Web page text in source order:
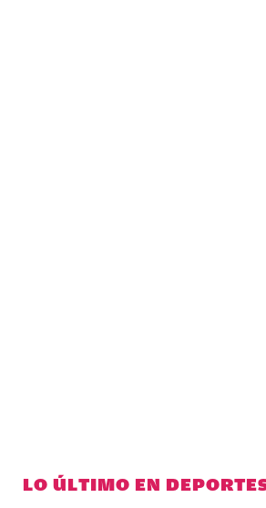
LO ÚLTIMO EN